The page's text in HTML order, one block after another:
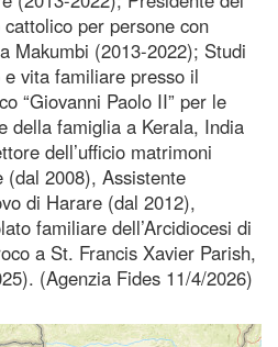
per persone con
Makumbi (2013-2022); Studi
vita familiare presso il
“Giovanni Paolo II” per le
della famiglia a Kerala, India
dell’ufficio matrimoni
(dal 2008), Assistente
di Harare (dal 2012),
familiare dell’Arcidiocesi di
a St. Francis Xavier Parish,
(Agenzia Fides 11/4/2026)